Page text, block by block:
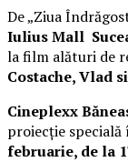
De „Ziua
Iulius Mall
la film alături de
Costache, Vlad
Cineplexx
proiecție
februarie, de la